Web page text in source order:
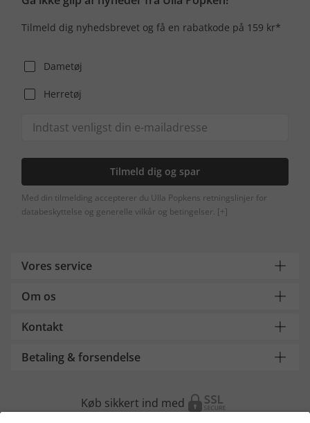
Tilmeld dig nyhedsbrevet og få en rabatkode på 159 kr*
Dametøj
Herretøj
Tilmeld dig og spar
Med din tilmelding accepterer du Ulla Popkens retningslinjer for
databeskyttelse og generelle vilkår og betingelser. [+]
Vores service
Om os
Kontakt
Betaling & forsendelse
Køb sikkert ind med